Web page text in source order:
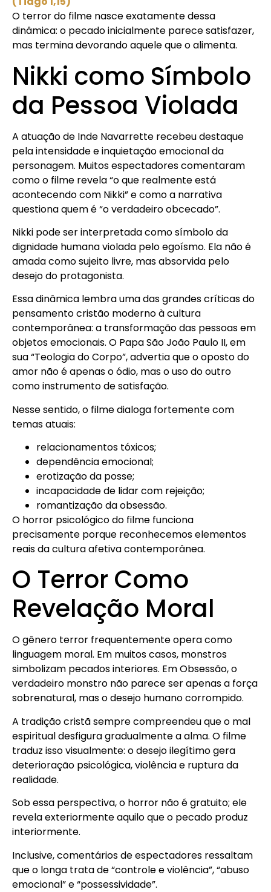
O terror do filme nasce exatamente dessa
dinâmica: o pecado inicialmente parece satisfazer,
mas termina devorando aquele que o alimenta.
Nikki como Símbolo
da Pessoa Violada
A atuação de Inde Navarrette recebeu destaque
pela intensidade e inquietação emocional da
personagem. Muitos espectadores comentaram
como o filme revela “o que realmente está
acontecendo com Nikki” e como a narrativa
questiona quem é “o verdadeiro obcecado”.
Nikki pode ser interpretada como símbolo da
dignidade humana violada pelo egoísmo. Ela não é
amada como sujeito livre, mas absorvida pelo
desejo do protagonista.
Essa dinâmica lembra uma das grandes críticas do
pensamento cristão moderno à cultura
contemporânea: a transformação das pessoas em
objetos emocionais. O Papa São João Paulo II, em
sua “Teologia do Corpo”, advertia que o oposto do
amor não é apenas o ódio, mas o uso do outro
como instrumento de satisfação.
Nesse sentido, o filme dialoga fortemente com
temas atuais:
relacionamentos tóxicos;
dependência emocional;
erotização da posse;
incapacidade de lidar com rejeição;
romantização da obsessão.
O horror psicológico do filme funciona
precisamente porque reconhecemos elementos
reais da cultura afetiva contemporânea.
O Terror Como
Revelação Moral
O gênero terror frequentemente opera como
linguagem moral. Em muitos casos, monstros
simbolizam pecados interiores. EmObsessão, o
verdadeiro monstro não parece ser apenas a força
sobrenatural, mas o desejo humano corrompido.
A tradição cristã sempre compreendeu que o mal
espiritual desfigura gradualmente a alma. O filme
traduz isso visualmente: o desejo ilegítimo gera
deterioração psicológica, violência e ruptura da
realidade.
Sob essa perspectiva, o horror não é gratuito; ele
revela exteriormente aquilo que o pecado produz
interiormente.
Inclusive, comentários de espectadores ressaltam
que o longa trata de “controle e violência”, “abuso
emocional” e “possessividade”.